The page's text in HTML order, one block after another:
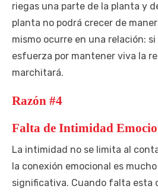
riegas una parte de la planta y
planta no podrá crecer de
mismo ocurre en una relación:
esfuerza por mantener viva la
marchitará.
Razón #4
Falta de Intimidad
La intimidad no se limita al
la conexión emocional es
significativa. Cuando falta esta